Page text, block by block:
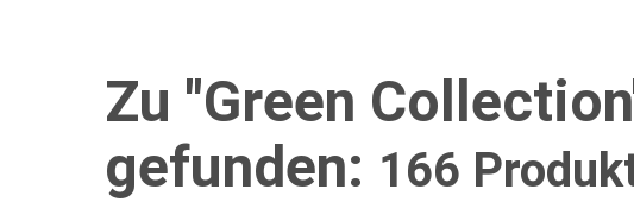
Zu "Green
gefunden: 166